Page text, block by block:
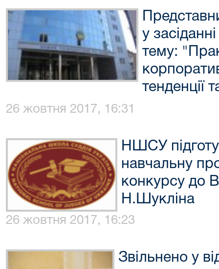
у
тему:
тенденції
26 жовтня 2017, 16:31
НШСУ
навчальну
конкурсу до
Н.Шукліна
26 жовтня 2017, 16:23
Звільнено у